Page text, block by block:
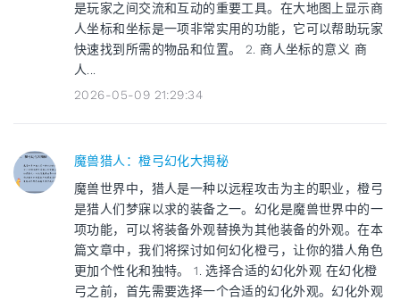
是玩家之间交流和互动的重要工具。在大地图上显示商
人坐标和坐标是一项非常实用的功能，它可以帮助玩家
快速找到所需的物品和位置。 2. 商人坐标的意义 商
人...
2026-05-09 21:29:34
魔兽猎人：橙弓幻化大揭秘
魔兽世界中，猎人是一种以远程攻击为主的职业，橙弓
是猎人们梦寐以求的装备之一。幻化是魔兽世界中的一
项功能，可以将装备外观替换为其他装备的外观。在本
篇文章中，我们将探讨如何幻化橙弓，让你的猎人角色
更加个性化和独特。 1. 选择合适的幻化外观 在幻化橙
弓之前，首先需要选择一个合适的幻化外观。幻化外观